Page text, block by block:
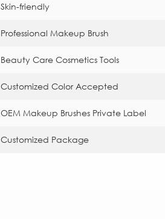
Skin-friendly
Professional Makeup Brush
Beauty Care Cosmetics Tools
Customized Color Accepted
OEM Makeup Brushes Private Label
Customized Package